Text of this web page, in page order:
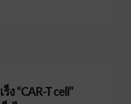
“CAR-T cell”